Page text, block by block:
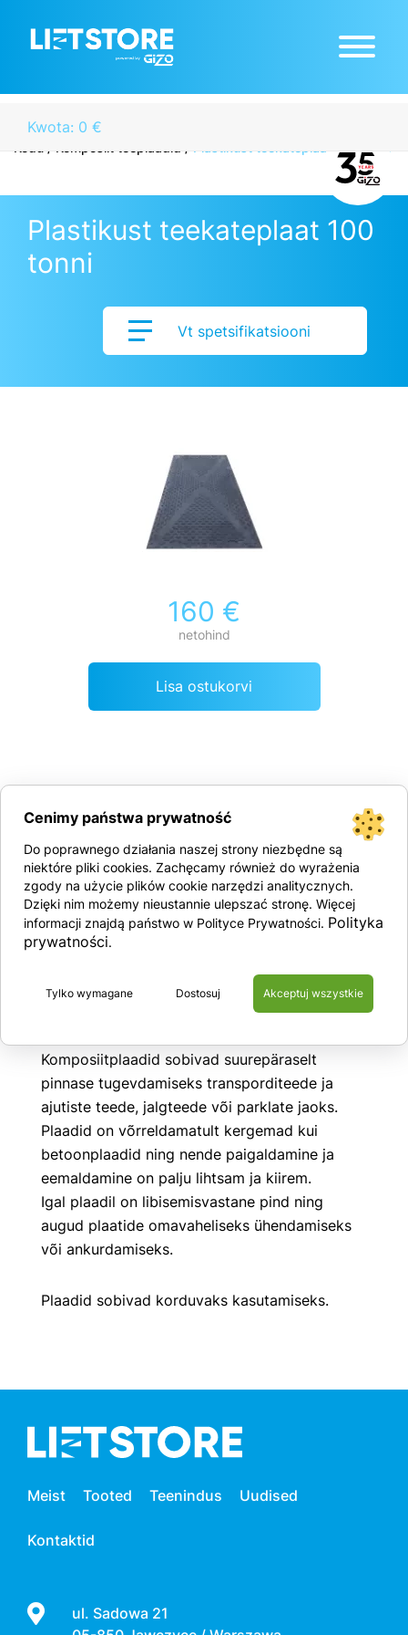
Kwota: 0 €
Plastikust teekateplaat 100
tonni
Vt spetsifikatsiooni
160 €
netohind
Lisa ostukorvi
Tehnilised parameetrid:
Komposiitsete teekateplaatide omadused:
Pikkus: 240 cm
Laius: 120 cm
Paksus: 2,2 cm
Kaal: 55 kg
Tulekindlusklass: EN 13501-1:2018
Komposiitplaadid sobivad suurepäraselt
pinnase tugevdamiseks transporditeede ja
ajutiste teede, jalgteede või parklate jaoks.
Plaadid on võrreldamatult kergemad kui
betoonplaadid ning nende paigaldamine ja
eemaldamine on palju lihtsam ja kiirem.
Igal plaadil on libisemisvastane pind ning
augud plaatide omavaheliseks ühendamiseks
või ankurdamiseks.
Plaadid sobivad korduvaks kasutamiseks.
Meist Tooted Teenindus Uudised
Kontaktid
ul. Sadowa 21
Cenimy państwa prywatność
Do poprawnego działania naszej strony niezbędne są
niektóre pliki cookies. Zachęcamy również do wyrażenia
zgody na użycie plików cookie narzędzi analitycznych.
Dzięki nim możemy nieustannie ulepszać stronę. Więcej
informacji znajdą państwo w Polityce Prywatności. Polityka
prywatności.
Dostosuj
Tylko wymagane Akceptuj wszystkie